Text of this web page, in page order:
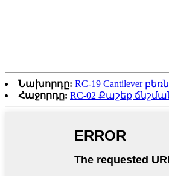
Նախորդը: RC-19 Cantilever
Հաջորդը: RC-02 Քաշեք